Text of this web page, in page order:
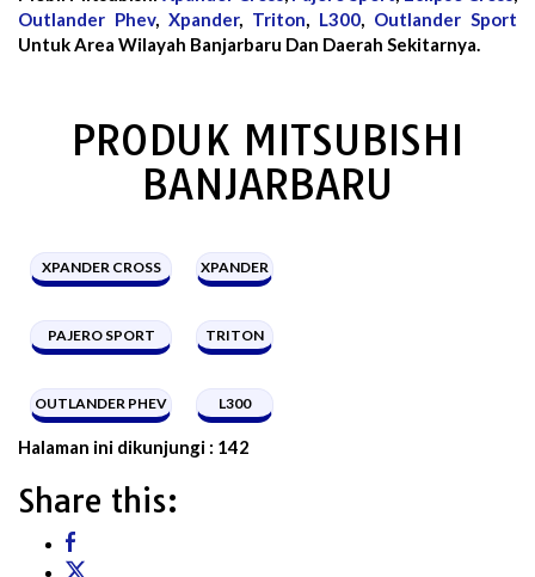
Outlander Phev, Xpander, Triton, L300, Outlander Sport
Untuk Area Wilayah Banjarbaru Dan Daerah Sekitarnya.
PRODUK MITSUBISHI
BANJARBARU
XPANDER CROSS XPANDER
PAJERO SPORT TRITON
OUTLANDER PHEV L300
Halaman ini dikunjungi : 142
Share this: